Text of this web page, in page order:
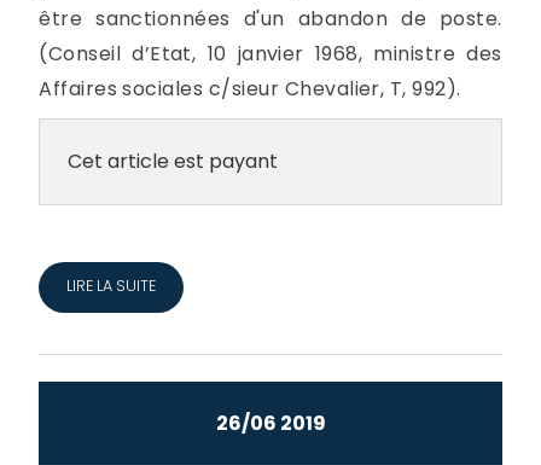
être sanctionnées d'un abandon de poste.
(Conseil d’Etat, 10 janvier 1968, ministre des
Affaires sociales c/sieur Chevalier, T, 992).
Cet article est payant
LIRE LA SUITE
26/06 2019